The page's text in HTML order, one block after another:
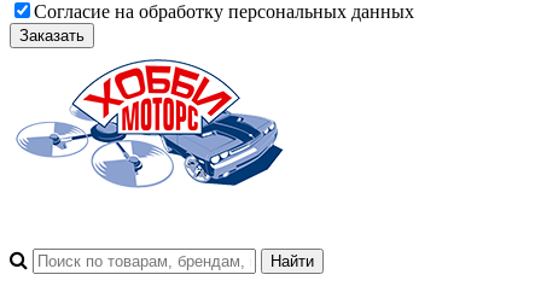
Согласие на обработку персональных данных
Заказать